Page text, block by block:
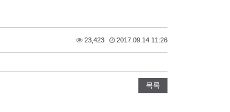
23,423 2017.09.14 11:26
목록